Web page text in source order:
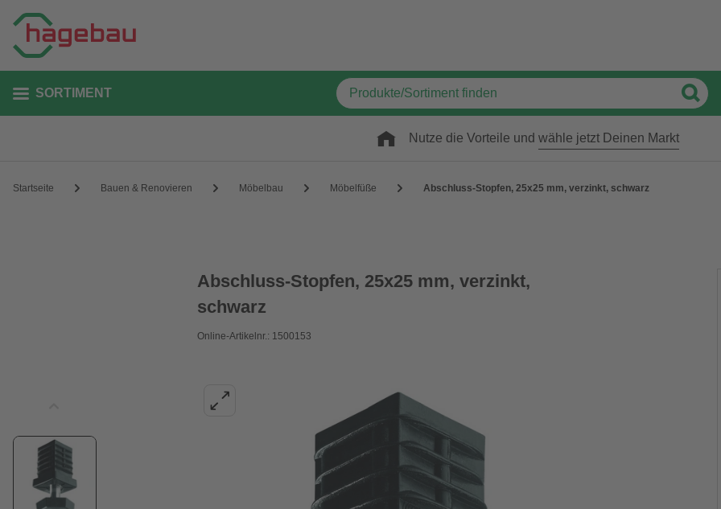
SORTIMENT
Nutze die Vorteile und wähle jetzt Deinen Markt
Startseite Bauen & Renovieren Möbelbau Möbelfüße Abschluss-Stopfen, 25x25 mm, verzinkt, schwarz
Abschluss-Stopfen, 25x25 mm, verzinkt,
schwarz
Online-Artikelnr.: 1500153